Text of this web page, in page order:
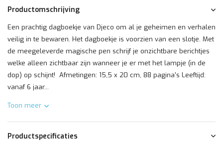
Productomschrijving
Een prachtig dagboekje van Djeco om al je geheimen en verhalen
veilig in te bewaren. Het dagboekje is voorzien van een slotje. Met
de meegeleverde magische pen schrijf je onzichtbare berichtjes
welke alleen zichtbaar zijn wanneer je er met het lampje (in de
dop) op schijnt! Afmetingen: 15,5 x 20 cm, 88 pagina's Leeftijd:
vanaf 6 jaar...
Toon meer
Productspecificaties